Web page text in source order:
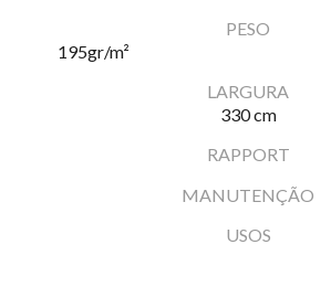
PESO
195gr/m²
LARGURA
330 cm
RAPPORT
MANUTENÇÃO
USOS